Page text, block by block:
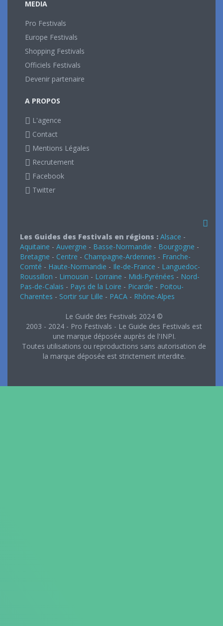
MEDIA
Pro Festivals
Europe Festivals
Shopping Festivals
Officiels Festivals
Devenir partenaire
A PROPOS
L'agence
Contact
Mentions Légales
Recrutement
Facebook
Twitter
Les Guides des Festivals en régions : Alsace -
Aquitaine - Auvergne - Basse-Normandie - Bourgogne -
Bretagne - Centre - Champagne-Ardennes - Franche-
Comté - Haute-Normandie - Ile-de-France - Languedoc-
Roussillon - Limousin - Lorraine - Midi-Pyrénées - Nord-
Pas-de-Calais - Pays de la Loire - Picardie - Poitou-
Charentes - Sortir sur Lille - PACA - Rhône-Alpes
Le Guide des Festivals 2024 ©
2003 - 2024 - Pro Festivals - Le Guide des Festivals est
une marque déposée auprès de l'INPI.
Toutes utilisations ou reproductions sans autorisation de
la marque déposée est strictement interdite.